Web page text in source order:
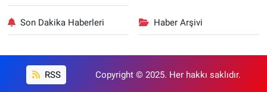
Son Dakika Haberleri Haber Arşivi
RSS Copyright © 2025. Her hakkı saklıdır.